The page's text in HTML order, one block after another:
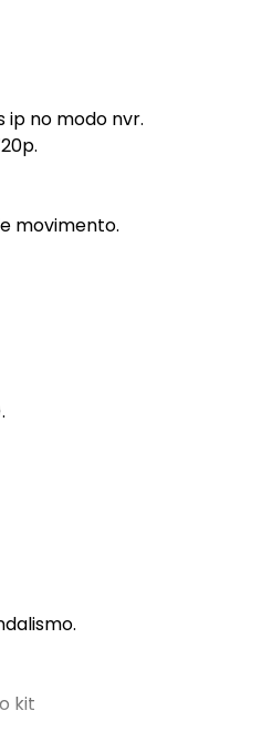
ip no modo nvr.
movimento.
kit